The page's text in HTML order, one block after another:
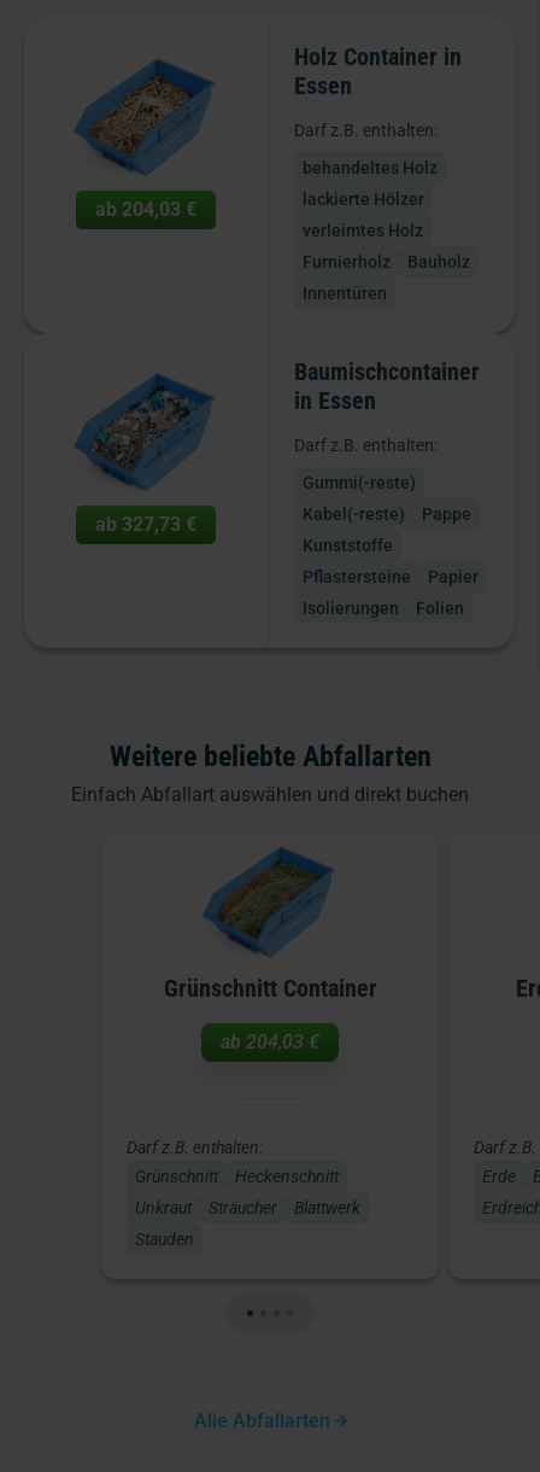
ab 204,03 €
Holz Container in
Essen
Darf z.B. enthalten:
behandeltes Holz
lackierte Hölzer
verleimtes Holz
Furnierholz
Bauholz
Innentüren
ab 327,73 €
Baumischcontainer
in Essen
Darf z.B. enthalten:
Gummi(-reste)
Kabel(-reste)
Pappe
Kunststoffe
Pflastersteine
Papier
Isolierungen
Folien
Weitere beliebte Abfallarten
Einfach Abfallart auswählen und direkt buchen
Grünschnitt Container
ab 204,03 €
Darf z.B. enthalten:
Grünschnitt
Heckenschnitt
Unkraut
Sträucher
Blattwerk
Stauden
Darf
Erde
Alle Abfallarten